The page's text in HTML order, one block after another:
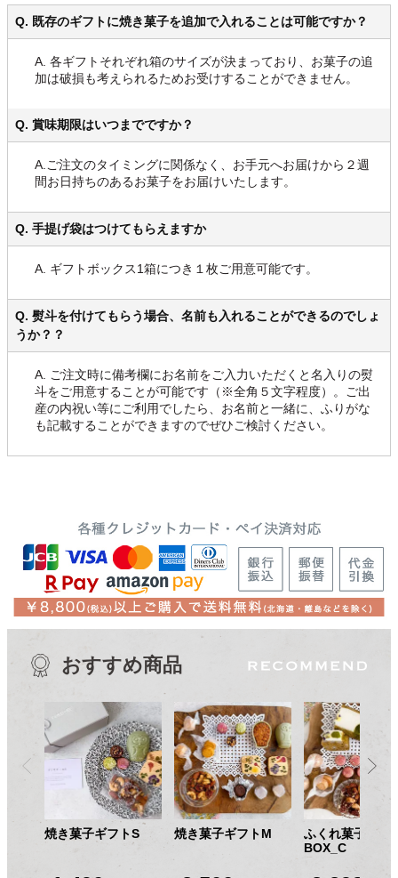
Q. 既存のギフトに焼き菓子を追加で入れることは可能ですか？
A. 各ギフトそれぞれ箱のサイズが決まっており、お菓子の追
加は破損も考えられるためお受けすることができません。
Q. 賞味期限はいつまでですか？
A.ご注文のタイミングに関係なく、お手元へお届けから２週
間お日持ちのあるお菓子をお届けいたします。
Q. 手提げ袋はつけてもらえますか
A. ギフトボックス1箱につき１枚ご用意可能です。
Q. 熨斗を付けてもらう場合、名前も入れることができるのでしょ
うか？？
A. ご注文時に備考欄にお名前をご入力いただくと名入りの熨
斗をご用意することが可能です（※全角５文字程度）。ご出
産の内祝い等にご利用でしたら、お名前と一緒に、ふりがな
も記載することができますのでぜひご検討ください。
おすすめ商品
焼き菓子ギフトS 焼き菓子ギフトM
ふくれ菓子ギフ
BOX_C